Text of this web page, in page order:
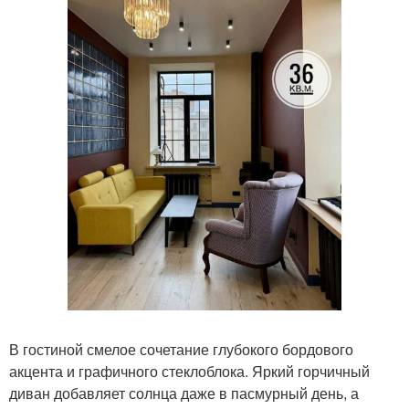
В гостиной смелое сочетание глубокого бордового
акцента и графичного стеклоблока. Яркий горчичный
диван добавляет солнца даже в пасмурный день, а